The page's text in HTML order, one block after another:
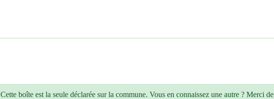
Cette boîte est la seule déclarée sur la commune. Vous en connaissez une autre ? Merci de